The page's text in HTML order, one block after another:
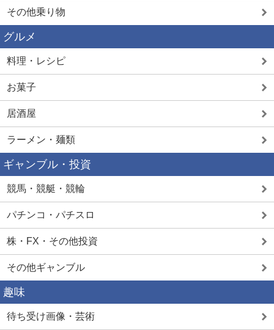
その他乗り物
グルメ
料理・レシピ
お菓子
居酒屋
ラーメン・麺類
ギャンブル・投資
競馬・競艇・競輪
パチンコ・パチスロ
株・FX・その他投資
その他ギャンブル
趣味
待ち受け画像・芸術